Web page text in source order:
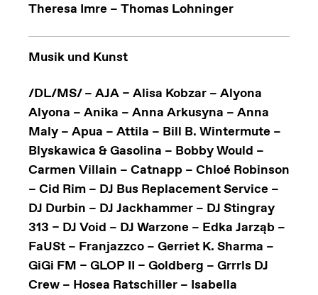
Theresa Imre – Thomas Lohninger
Musik und Kunst
/DL/MS/ – AJA – Alisa Kobzar – Alyona
Alyona – Anika – Anna Arkusyna – Anna
Maly – Apua – Attila – Bill B. Wintermute –
Blyskawica & Gasolina – Bobby Would –
Carmen Villain – Catnapp – Chloé Robinson
– Cid Rim – DJ Bus Replacement Service –
DJ Durbin – DJ Jackhammer – DJ Stingray
313 – DJ Void – DJ Warzone – Edka Jarząb –
FaUSt – Franjazzco – Gerriet K. Sharma –
GiGi FM – GLOP II – Goldberg – Grrrls DJ
Crew – Hosea Ratschiller – Isabella